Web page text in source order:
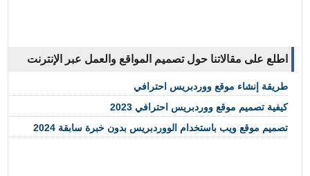
اطلع على مقالاتنا حول تصميم المواقع والعمل عبر الإنترنت
طريقة إنشاء موقع ووردبريس احترافي
كيفية تصميم موقع ووردبريس احترافي 2023
تصميم موقع ويب باستخدام الووردبريس بدون خبرة سابقة 2024